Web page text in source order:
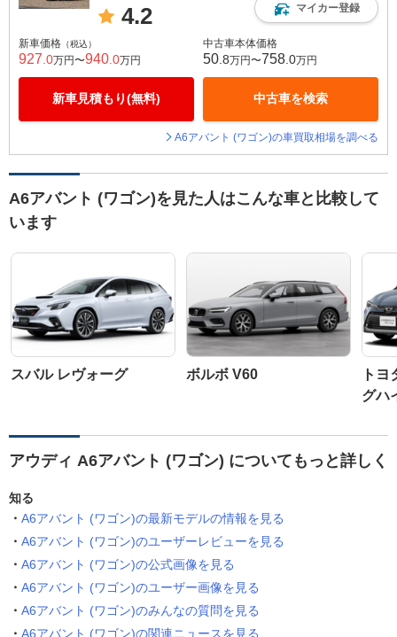
4.2 マイカー登録
新車価格 （税込）
927 .0万円〜940 .0万円
新車見積もり(無料)
中古車本体価格
50 .8万円〜758 .0万円
中古車を検索
A6アバント (ワゴン)の車買取相場を調べる
A6アバント (ワゴン)を見た人はこんな車と比較して
います
スバル レヴォーグ ボルボ V60
ト
グハ
アウディ A6アバント (ワゴン) についてもっと詳しく
知る
A6アバント (ワゴン)の最新モデルの情報を見る
A6アバント (ワゴン)のユーザーレビューを見る
A6アバント (ワゴン)の公式画像を見る
A6アバント (ワゴン)のユーザー画像を見る
A6アバント (ワゴン)のみんなの質問を見る
A6アバント (ワゴン)の関連ニュースを見る